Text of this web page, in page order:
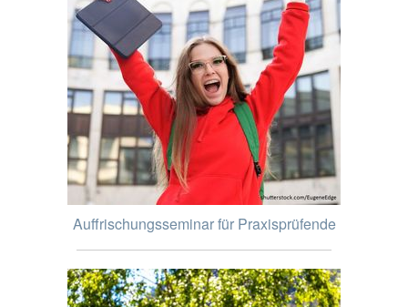
Auffrischungsseminar für Praxisprüfende